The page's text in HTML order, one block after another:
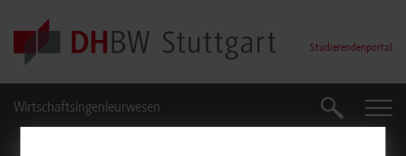
Skip to main content
Studierendenportal
Wirtschaftsingenieurwesen Suche